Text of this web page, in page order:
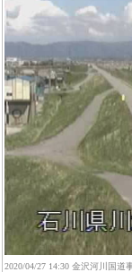
2020/04/27 14:30 金沢河川国道